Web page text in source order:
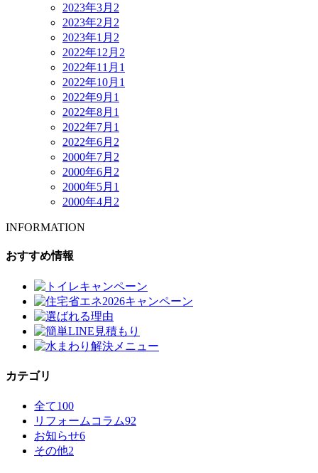
2023年3月 2
2023年2月 2
2023年1月 2
2022年12月 2
2022年11月 1
2022年10月 1
2022年9月 1
2022年8月 1
2022年7月 1
2022年6月 2
2000年7月 2
2000年6月 2
2000年5月 1
2000年4月 2
INFORMATION
おすすめ情報
カテゴリ
全て100
リフォームコラム92
お知らせ6
その他2